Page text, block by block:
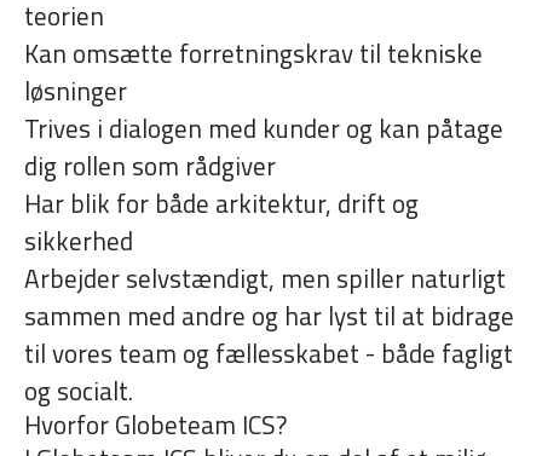
teorien
Kan omsætte forretningskrav til tekniske
løsninger
Trives i dialogen med kunder og kan påtage
dig rollen som rådgiver
Har blik for både arkitektur, drift og
sikkerhed
Arbejder selvstændigt, men spiller naturligt
sammen med andre og har lyst til at bidrage
til vores team og fællesskabet - både fagligt
og socialt.
Hvorfor Globeteam ICS?